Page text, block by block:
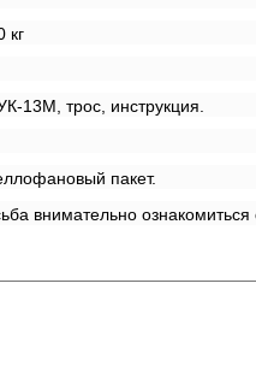
кг
13М, трос, инструкция.
пакет.
внимательно